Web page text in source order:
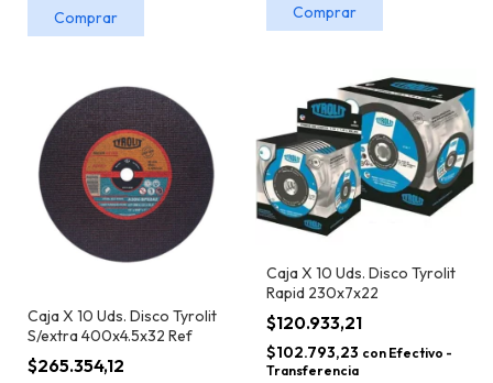
Caja X 10 Uds. Disco Tyrolit
S/extra 400x4.5x32 Ref
$265.354,12
Caja X 10 Uds. Disco Tyrolit
Rapid 230x7x22
$120.933,21
$102.793,23 con Efectivo -
Transferencia